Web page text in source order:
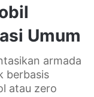
Umum
armada
berbasis
atau zero